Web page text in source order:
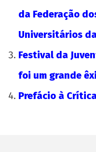
da Federação
Universitários
Festival da
foi um grande
Prefácio à